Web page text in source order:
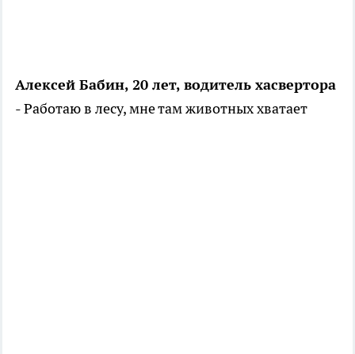
Алексей Бабин, 20 лет, водитель хасвертора
- Работаю в лесу, мне там животных хватает